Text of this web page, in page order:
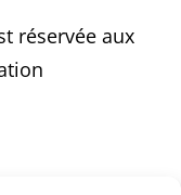
réservée aux